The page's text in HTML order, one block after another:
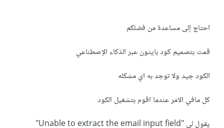
احتاج إلى مساعدة من فضلكم
قمت بتصميم كود بايثون عبر الذكاء الإصطناعي
الكود جيد ولا توجد به اي مشكله
كل مافي الامر عندما اقوم بتشغيل الكود
يقول لي "Unable to extract the email input field"